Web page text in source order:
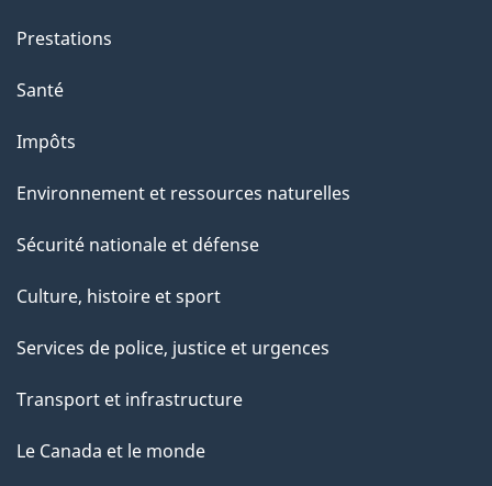
Prestations
Santé
Impôts
Environnement et ressources naturelles
Sécurité nationale et défense
Culture, histoire et sport
Services de police, justice et urgences
Transport et infrastructure
Le Canada et le monde